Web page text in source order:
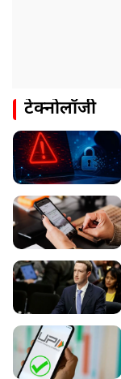
टेक्नोलॉजी